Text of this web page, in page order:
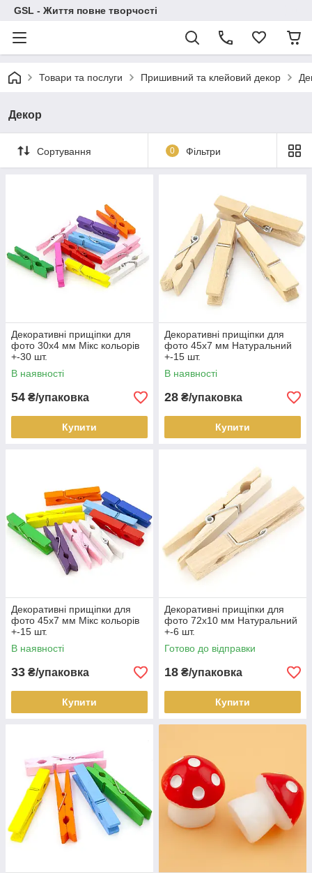
GSL - Життя повне творчості
Товари та послуги Пришивний та клейовий декор
Декор
Сортування 0 Фільтри
Декоративні прищіпки для
фото 30х4 мм Мікс кольорів
+-30 шт.
В наявності
54 ₴/упаковка
Купити
Декоративні прищіпки для
фото 45х7 мм Натуральний
+-15 шт.
В наявності
28 ₴/упаковка
Купити
Декоративні прищіпки для
фото 45х7 мм Мікс кольорів
+-15 шт.
В наявності
33 ₴/упаковка
Купити
Декоративні прищіпки для
фото 72х10 мм Натуральний
+-6 шт.
Готово до відправки
18 ₴/упаковка
Купити